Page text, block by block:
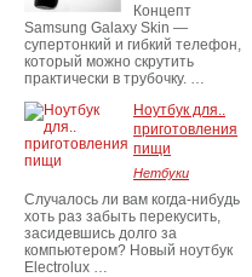
Концепт
Samsung Galaxy Skin —
супертонкий и гибкий телефон,
который можно скрутить
практически в трубочку. …
Ноутбук для..
приготовления
пищи
Нетбуки
Случалось ли вам когда-нибудь
хоть раз забыть перекусить,
засидевшись долго за
компьютером? Новый ноутбук
Electrolux …